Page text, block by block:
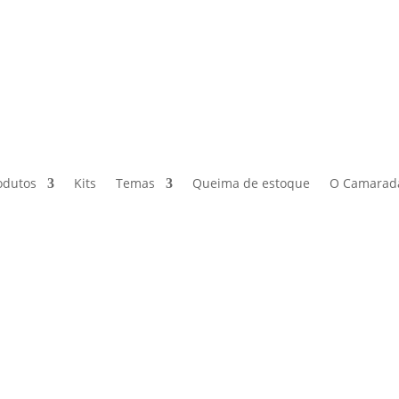
Kits Temas Queima de estoque O